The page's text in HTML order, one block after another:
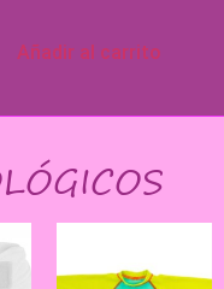
Añadir al carrito